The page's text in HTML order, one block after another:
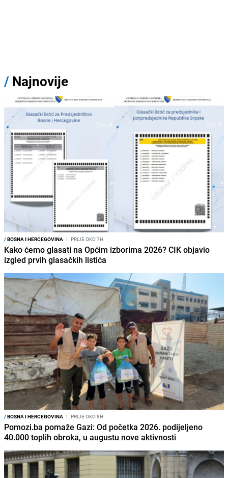
/ Najnovije
/BOSNA I HERCEGOVINA I PRIJE OKO 7H
Kako ćemo glasati na Općim izborima 2026? CIK objavio
izgled prvih glasačkih listića
/BOSNA I HERCEGOVINA I PRIJE OKO 8H
Pomozi.ba pomaže Gazi: Od početka 2026. podijeljeno
40.000 toplih obroka, u augustu nove aktivnosti